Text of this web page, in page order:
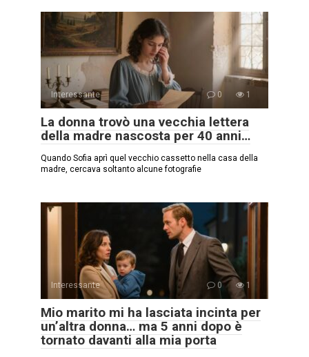
Interessante 0 1
La donna trovò una vecchia lettera
della madre nascosta per 40 anni…
Quando Sofia aprì quel vecchio cassetto nella casa della
madre, cercava soltanto alcune fotografie
Interessante 0 1
Mio marito mi ha lasciata incinta per
un’altra donna… ma 5 anni dopo è
tornato davanti alla mia porta